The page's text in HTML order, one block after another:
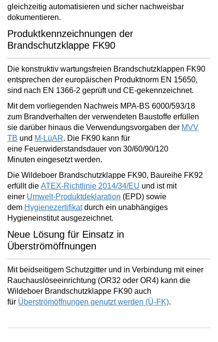
gleichzeitig automatisieren und sicher nachweisbar
dokumentieren.
Produktkennzeichnungen der
Brandschutzklappe FK90
Die konstruktiv wartungsfreien Brandschutzklappen FK90
entsprechen der europäischen Produktnorm EN 15650,
sind nach EN 1366-2 geprüft und CE-gekennzeichnet.
Mit dem vorliegenden Nachweis MPA-BS 6000/593/18
zum Brandverhalten der verwendeten Baustoffe erfüllen
sie darüber hinaus die Verwendungsvorgaben der MVV
TB und M-LüAR. Die FK90 kann für
eine Feuerwiderstandsdauer von 30/60/90/120
Minuten eingesetzt werden.
Die Wildeboer Brandschutzklappe FK90, Baureihe FK92
erfüllt die ATEX-Richtlinie 2014/34/EU und ist mit
einer Umwelt-Produktdeklaration (EPD) sowie
dem Hygienezertifikat durch ein unabhängiges
Hygieneinstitut ausgezeichnet.
Neue Lösung für Einsatz in
Überströmöffnungen
Mit beidseitigem Schutzgitter und in Verbindung mit einer
Rauchauslöseeinrichtung (OR32 oder OR4) kann die
Wildeboer Brandschutzklappe FK90 auch
für Überströmöffnungen genutzt werden (Ü-FK).